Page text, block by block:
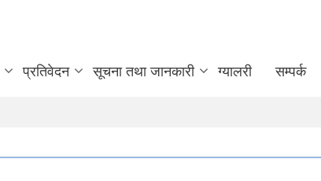
प्रतिवेदन सूचना तथा जानकारी ग्यालरी सम्पर्क